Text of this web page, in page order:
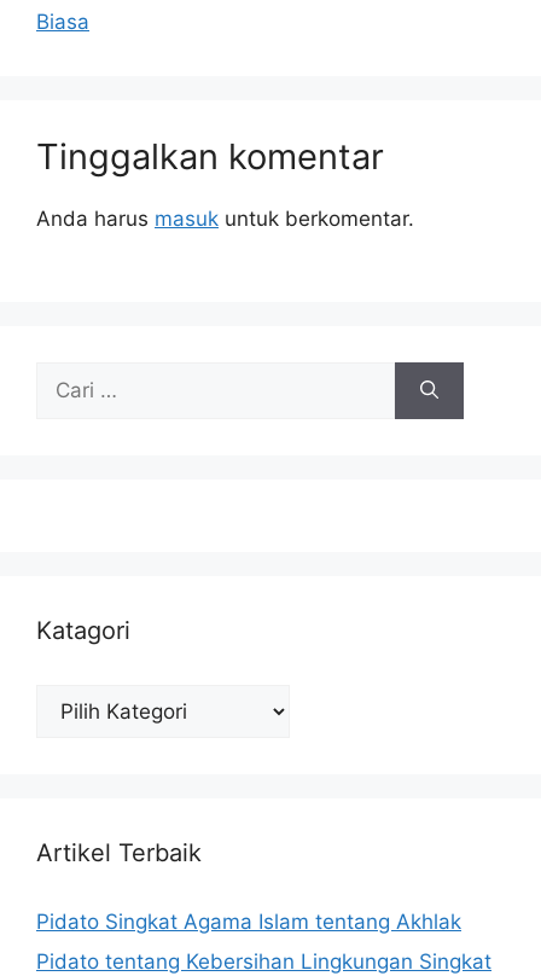
Biasa
Tinggalkan komentar
Anda harus masuk untuk berkomentar.
untuk:
Katagori
Katagori
Artikel Terbaik
Pidato Singkat Agama Islam tentang Akhlak
Pidato tentang Kebersihan Lingkungan Singkat